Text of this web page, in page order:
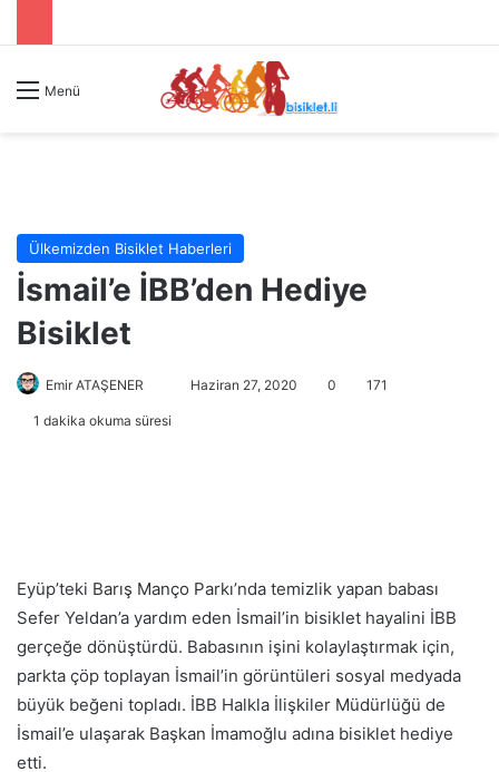
Menü
Ülkemizden Bisiklet Haberleri
İsmail’e İBB’den Hediye
Bisiklet
Emir ATAŞENER
t
a
g
ö
n
d
Haziran 27, 2020 0 171
1 dakika okuma süresi
Eyüp’teki Barış Manço Parkı’nda temizlik yapan babası
Sefer Yeldan’a yardım eden İsmail’in bisiklet hayalini İBB
gerçeğe dönüştürdü. Babasının işini kolaylaştırmak için,
parkta çöp toplayan İsmail’in görüntüleri sosyal medyada
büyük beğeni topladı. İBB Halkla İlişkiler Müdürlüğü de
İsmail’e ulaşarak Başkan İmamoğlu adına bisiklet hediye
etti.